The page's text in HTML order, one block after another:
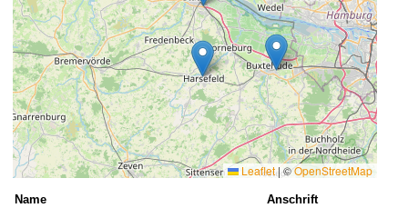
Leaflet|©OpenStreetMap
Name
Anschrift